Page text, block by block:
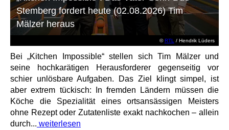
©RTL / Hendrik Lüders
Stemberg fordert heute (02.08.2026) Tim
Mälzer heraus
Bei „Kitchen Impossible“ stellen sich Tim Mälzer und
seine hochkarätigen Herausforderer gegenseitig vor
schier unlösbare Aufgaben. Das Ziel klingt simpel, ist
aber extrem tückisch: In fremden Ländern müssen die
Köche die Spezialität eines ortsansässigen Meisters
ohne Rezept oder Zutatenliste exakt nachkochen – allein
durch... weiterlesen